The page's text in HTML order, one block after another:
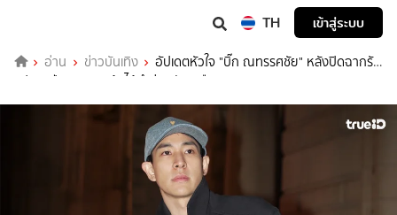
TH เข้าสู่ระบบ
อ่าน ข่าวบันเทิง
อัปเดตหัวใจ "บิ๊ก ณทรรศชัย" หลังปิดฉากรัก
แฟน 7 ปี เผยธุรกิจต้นไม้ทำร่วมกันเหมือนเดิม